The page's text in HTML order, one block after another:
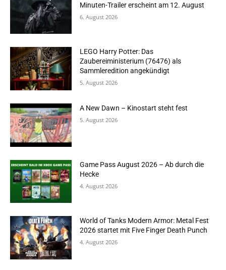
Minuten-Trailer erscheint am 12. August
6. August 2026
LEGO Harry Potter: Das
Zaubereiministerium (76476) als
Sammleredition angekündigt
5. August 2026
A New Dawn – Kinostart steht fest
5. August 2026
Game Pass August 2026 – Ab durch die
Hecke
4. August 2026
World of Tanks Modern Armor: Metal Fest
2026 startet mit Five Finger Death Punch
4. August 2026